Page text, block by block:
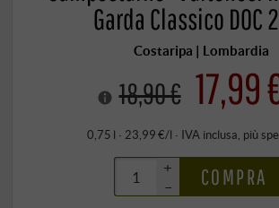
Garda Classico DOC
Costaripa | Lombardia
18,90 € 17,99
0,75 l · 23,99 €/l · IVA inclusa, più
+
–
COMPRA